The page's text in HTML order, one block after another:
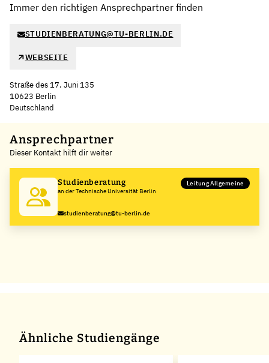
Immer den richtigen Ansprechpartner finden
STUDIENBERATUNG@TU-BERLIN.DE
WEBSEITE
Straße des 17. Juni 135
10623 Berlin
Deutschland
+
−
Ansprechpartner
Dieser Kontakt hilft dir weiter
Studienberatung
an der Technische Universität Berlin
Leitung Allgemeine
studienberatung@tu-berlin.de
Ähnliche Studiengänge